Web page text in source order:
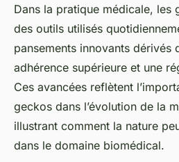
Dans la pratique médicale, les
des outils utilisés
pansements innovants dérivés
adhérence supérieure et une
Ces avancées reflètent
geckos dans l’évolution de la
illustrant comment la nature
dans le domaine biomédical.